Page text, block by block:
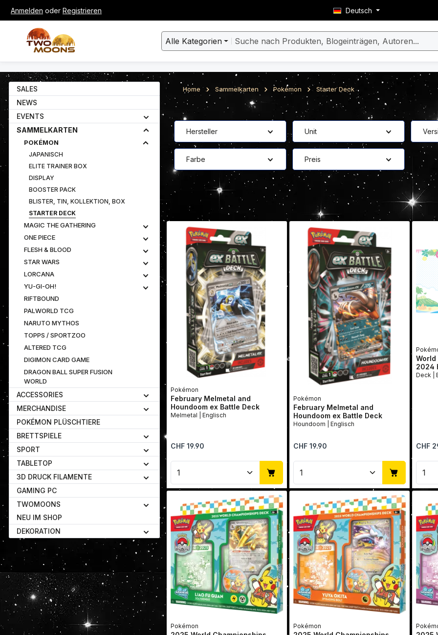
Hauptinhalt springen
Zur Suche springen
Anmelden oder Registrieren Deutsch
Alle Kategorien
SALES
NEWS
EVENTS
SAMMELKARTEN
POKÉMON
JAPANISCH
ELITE TRAINER BOX
DISPLAY
BOOSTER PACK
BLISTER, TIN, KOLLEKTION, BOX
STARTER DECK
MAGIC THE GATHERING
ONE PIECE
FLESH & BLOOD
STAR WARS
LORCANA
YU-GI-OH!
RIFTBOUND
PALWORLD TCG
NARUTO MYTHOS
TOPPS / SPORTZOO
ALTERED TCG
DIGIMON CARD GAME
DRAGON BALL SUPER FUSION
WORLD
ACCESSORIES
MERCHANDISE
POKÉMON PLÜSCHTIERE
BRETTSPIELE
SPORT
TABLETOP
3D DRUCK FILAMENTE
GAMING PC
TWOMOONS
NEU IM SHOP
DEKORATION
Home Sammelkarten Pokémon Starter Deck
Hersteller Unit
Farbe Preis
Pokémon
February Melmetal and
Houndoom ex Battle Deck
Melmetal | Englisch
Regulärer Preis:
CHF 19.90
Produkt Anzahl: Gib den gewünschten Wert
Pokémon
February Melmetal and
Houndoom ex Battle Deck
Houndoom | Englisch
Regulärer Preis:
CHF 19.90
Produkt Anzahl: Gib
World
2024
CHF
Pokémon Pokémon